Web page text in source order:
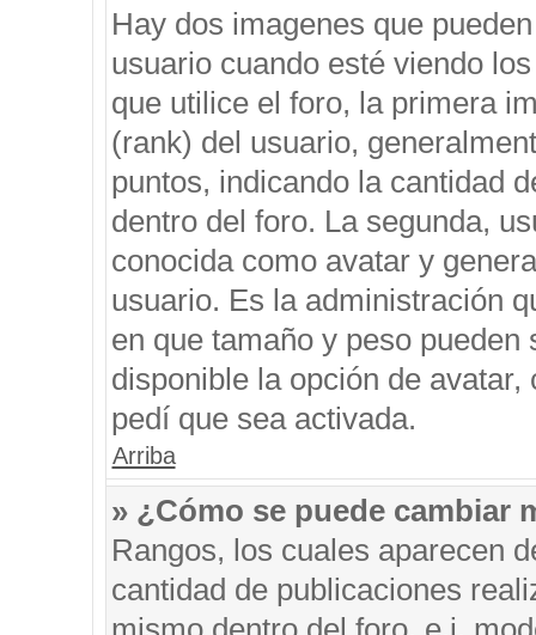
Hay dos imagenes que
usuario cuando esté viendo
que utilice el foro, la primera
(rank) del usuario,
puntos, indicando la cantidad
dentro del foro. La segunda,
conocida como avatar y
usuario. Es la administración
en que tamaño y peso
disponible la opción de
pedí que sea activada.
Arriba
» ¿Cómo se puede cambiar
Rangos, los cuales aparecen
cantidad de publicaciones